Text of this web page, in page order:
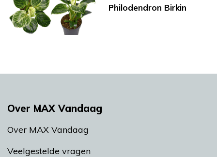
Philodendron Birkin
Over MAX Vandaag
Over MAX Vandaag
Veelgestelde vragen